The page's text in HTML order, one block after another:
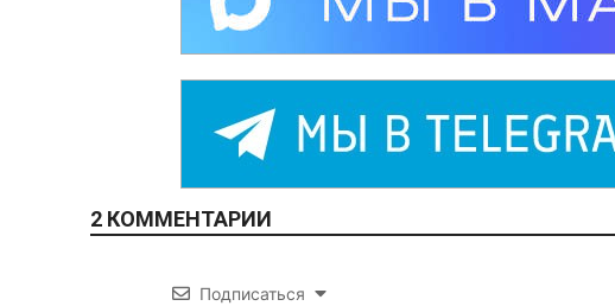
2 КОММЕНТАРИИ
Подписаться